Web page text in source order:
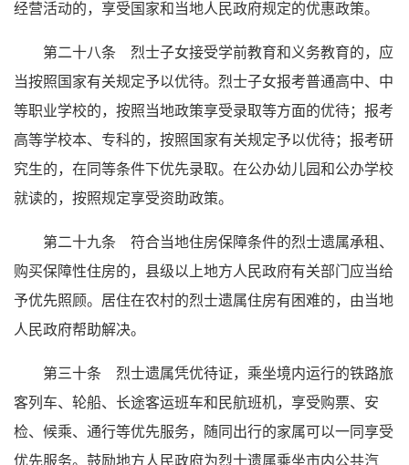
经营活动的，享受国家和当地人民政府规定的优惠政策。
第二十八条 烈士子女接受学前教育和义务教育的，应
当按照国家有关规定予以优待。烈士子女报考普通高中、中
等职业学校的，按照当地政策享受录取等方面的优待；报考
高等学校本、专科的，按照国家有关规定予以优待；报考研
究生的，在同等条件下优先录取。在公办幼儿园和公办学校
就读的，按照规定享受资助政策。
第二十九条 符合当地住房保障条件的烈士遗属承租、
购买保障性住房的，县级以上地方人民政府有关部门应当给
予优先照顾。居住在农村的烈士遗属住房有困难的，由当地
人民政府帮助解决。
第三十条 烈士遗属凭优待证，乘坐境内运行的铁路旅
客列车、轮船、长途客运班车和民航班机，享受购票、安
检、候乘、通行等优先服务，随同出行的家属可以一同享受
优先服务。鼓励地方人民政府为烈士遗属乘坐市内公共汽